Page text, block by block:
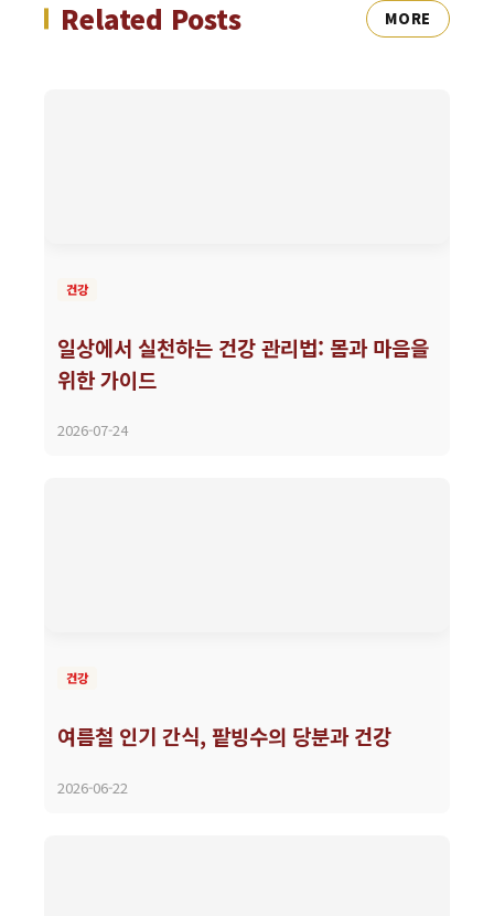
Related Posts MORE
건강
일상에서 실천하는 건강 관리법: 몸과 마음을
위한 가이드
2026-07-24
건강
여름철 인기 간식, 팥빙수의 당분과 건강
2026-06-22